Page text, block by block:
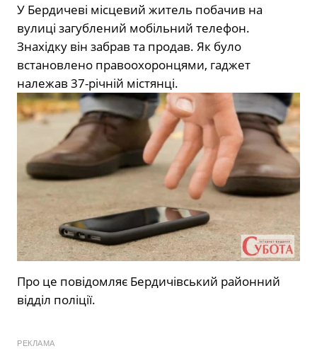
У Бердичеві місцевий житель побачив на
вулиці загублений мобільний телефон.
Знахідку він забрав та продав. Як було
встановлено правоохоронцями, гаджет
належав 37-річній містянці.
Про це повідомляє Бердичівський районний
відділ поліції.
РЕКЛАМА